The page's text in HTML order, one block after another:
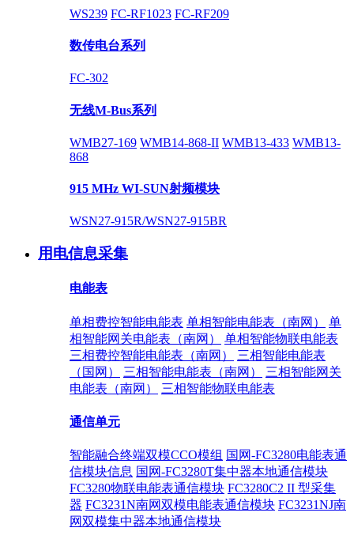
WS239 FC-RF1023 FC-RF209
数传电台系列
FC-302
无线M-Bus系列
WMB27-169 WMB14-868-II WMB13-433 WMB13-
868
915 MHz WI-SUN射频模块
WSN27-915R/WSN27-915BR
用电信息采集
电能表
单相费控智能电能表 单相智能电能表（南网）
单
相智能网关电能表（南网）
单相智能物联电能表
三相费控智能电能表（南网）
三相智能电能表
（国网）
三相智能电能表（南网）
三相智能网关
电能表（南网）
三相智能物联电能表
通信单元
智能融合终端双模CCO模组 国网-FC3280电能表通
信模块信息 国网-FC3280T集中器本地通信模块
FC3280物联电能表通信模块 FC3280C2 II 型采集
器 FC3231N南网双模电能表通信模块 FC3231NJ南
网双模集中器本地通信模块